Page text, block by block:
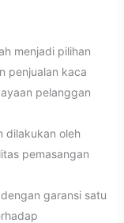
menjadi pilihan
penjualan kaca
pelanggan
dilakukan oleh
pemasangan
garansi satu